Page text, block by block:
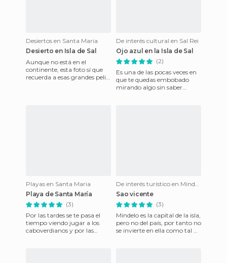
Desiertos en Santa Maria
Desierto en Isla de Sal
Aunque no está en el
continente, esta foto sí que
recuerda a esas grandes pelis
De interés cultural en Sal Rei
Ojo azul en la Isla de Sal
(2)
Es una de las pocas veces en
que te quedas embobado
mirando algo sin saber
Playas en Santa Maria
Playa de Santa María
(3)
Por las tardes se te pasa el
tiempo viendo jugar a los
caboverdianos y por las
De interés turístico en Mindelo
Sao vicente
(3)
Mindelo es la capital de la isla,
pero no del país, por tanto no
se invierte en ella como tal ni